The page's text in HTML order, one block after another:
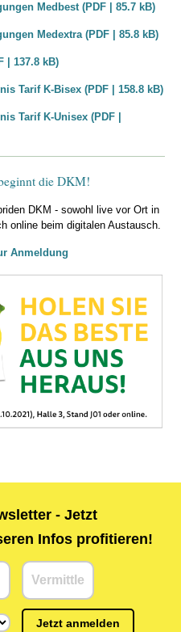
Medbest (PDF | 85.7 kB)
Medextra (PDF | 85.8 kB)
| 137.8 kB)
Tarif K-Bisex (PDF | 158.8 kB)
Tarif K-Unisex (PDF |
die DKM!
DKM - sowohl live vor Ort in
online beim digitalen Austausch.
Anmeldung
- Jetzt
Infos profitieren!
Jetzt anmelden